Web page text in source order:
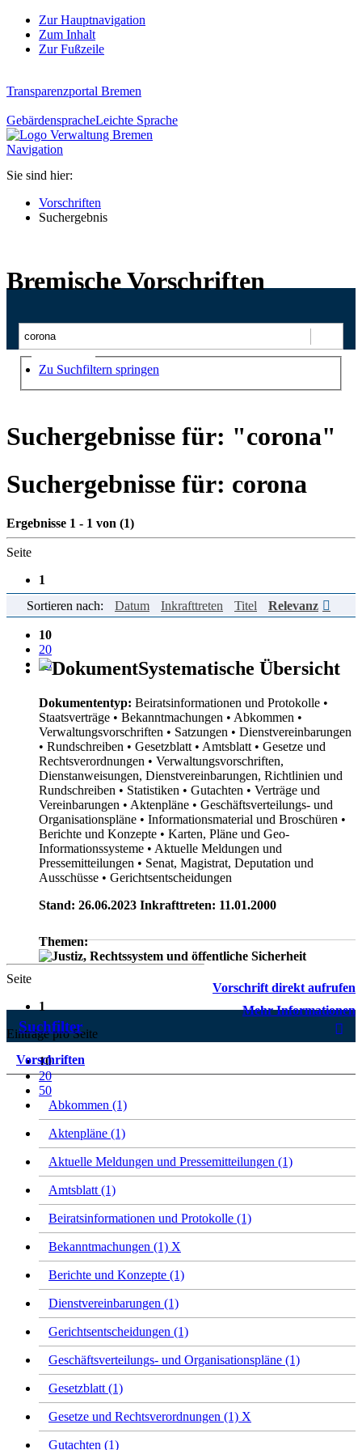
Zur Hauptnavigation
Zum Inhalt
Zur Fußzeile
Transparenzportal Bremen
GebärdenspracheLeichte Sprache
Navigation
Sie sind hier:
Vorschriften
Suchergebnis
Bremische Vorschriften
Suchen
Zu Suchfiltern springen
Suchergebnisse für: "corona"
Suchergebnisse für: corona
Ergebnisse 1 - 1 von (1)
Seite
1
Einträge pro Seite
10
20
50
Sortieren nach: Datum Inkrafttreten Titel Relevanz
Systematische Übersicht
Dokumententyp: Beiratsinformationen und Protokolle •
Staatsverträge • Bekanntmachungen • Abkommen •
Verwaltungsvorschriften • Satzungen • Dienstvereinbarungen
• Rundschreiben • Gesetzblatt • Amtsblatt • Gesetze und
Rechtsverordnungen • Verwaltungsvorschriften,
Dienstanweisungen, Dienstvereinbarungen, Richtlinien und
Rundschreiben • Statistiken • Gutachten • Verträge und
Vereinbarungen • Aktenpläne • Geschäftsverteilungs- und
Organisationspläne • Informationsmaterial und Broschüren •
Berichte und Konzepte • Karten, Pläne und Geo-
Informationssysteme • Aktuelle Meldungen und
Pressemitteilungen • Senat, Magistrat, Deputation und
Ausschüsse • Gerichtsentscheidungen
Stand: 26.06.2023 Inkrafttreten: 11.01.2000
Themen:
Vorschrift direkt aufrufen
Mehr Informationen
Seite
1
Einträge pro Seite
10
20
50
Suchfilter
Vorschriften
Abkommen (1)
Aktenpläne (1)
Aktuelle Meldungen und Pressemitteilungen (1)
Amtsblatt (1)
Beiratsinformationen und Protokolle (1)
Bekanntmachungen (1) X
Berichte und Konzepte (1)
Dienstvereinbarungen (1)
Gerichtsentscheidungen (1)
Geschäftsverteilungs- und Organisationspläne (1)
Gesetzblatt (1)
Gesetze und Rechtsverordnungen (1) X
Gutachten (1)